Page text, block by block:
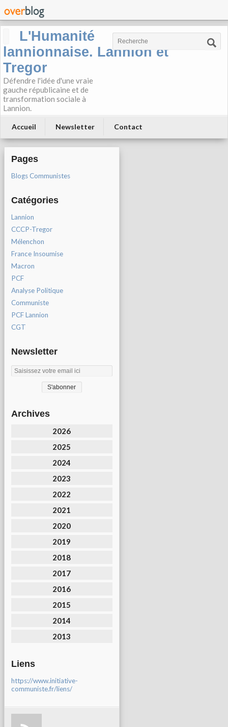
L'Humanité
lannionnaise. Lannion et
Tregor
Défendre l'idée d'une vraie
gauche républicaine et de
transformation sociale à
Lannion.
Accueil Newsletter Contact
Pages
Blogs Communistes
Catégories
Lannion
CCCP-Tregor
Mélenchon
France Insoumise
Macron
PCF
Analyse Politique
Communiste
PCF Lannion
CGT
Newsletter
Archives
2026
2025
2024
2023
2022
2021
2020
2019
2018
2017
2016
2015
2014
2013
Liens
https://www.initiative-
communiste.fr/liens/